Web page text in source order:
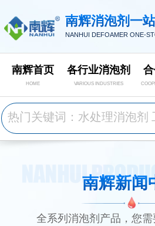
南辉消泡剂一
NANHUI DEFOAMER ONE-
南辉首页
HOME
各行业消泡剂
VARIOUS INDUSTRIES
南辉新闻
全系列消泡剂产品，您